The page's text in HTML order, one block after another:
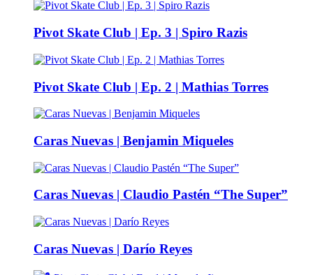
Pivot Skate Club | Ep. 3 | Spiro Razis
Pivot Skate Club | Ep. 2 | Mathias Torres
Caras Nuevas | Benjamin Miqueles
Caras Nuevas | Claudio Pastén “The Super”
Caras Nuevas | Darío Reyes